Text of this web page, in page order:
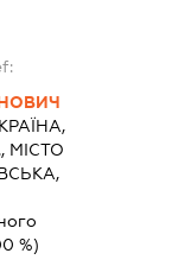
МІСТО
%)